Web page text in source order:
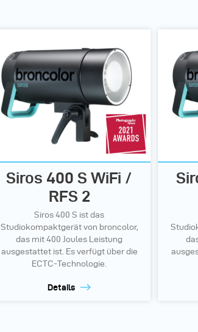
Siros 400 S WiFi /
RFS 2
Siros 400 S ist das
Studiokompaktgerät von broncolor,
das mit 400 Joules Leistung
ausgestattet ist. Es verfügt über die
ECTC-Technologie.
Details